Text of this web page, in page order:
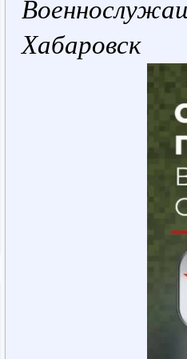
Хабаровск